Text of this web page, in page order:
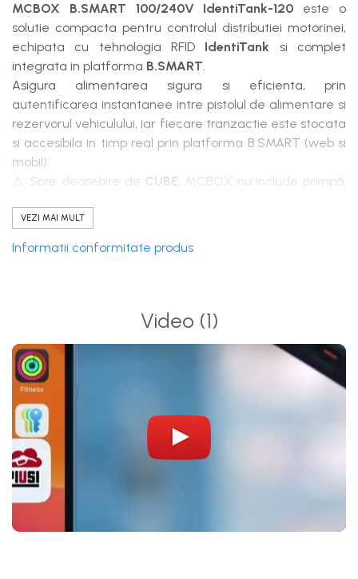
MCBOX B.SMART 100/240V IdentiTank-120 este o
solutie compacta pentru controlul distributiei motorinei,
echipata cu tehnologia RFID IdentiTank si complet
integrata in platforma B.SMART.
Asigura alimentarea sigura si eficienta, prin
autentificarea instantanee intre pistolul de alimentare si
rezervorul vehiculului, iar fiecare tranzactie este stocata
si accesibila in timp real prin platforma B.SMART (web si
mobil).
⚠️ Spre deosebire de CUBE , MCBOX nu include pompă,
pe o instalație existentă și controlează echipamentele
deja instalate.
Funcționalități și beneficii cheie
fluxul se întrerupe imediat la
Trasabilitate completă:
fiecare alimentare este
înregistrată și accesibilă 24/7 în B.SMART (cu FEM
activ).
Integrare simplă:
conectare directă cu platforma
B.SMART, fără software suplimentar.
Conectivitate wireless:
comunicare cu controllerul
RFID prin antenă externă.
Durabilitate:
VEZI MAI MULT
Informatii conformitate produs
Video (1)